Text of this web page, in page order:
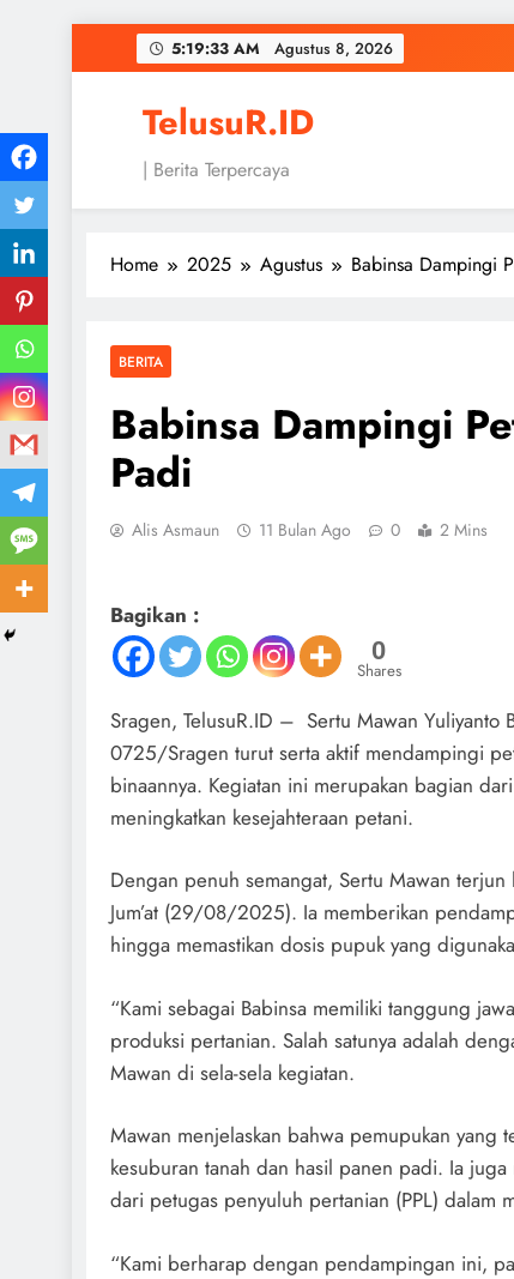
to
5:19:33 AM Agustus 8, 2026
TelusuR.ID
| Berita Terpercaya
Home 2025 Agustus Babinsa Dampingi
BERITA
Babinsa Dampingi
Padi
Alis Asmaun 11 Bulan Ago 0 2 Mins
Bagikan :
0
Shares
Sragen, TelusuR.ID – Sertu Mawan Yuliyanto
0725/Sragen turut serta aktif mendampingi
binaannya. Kegiatan ini merupakan bagian
meningkatkan kesejahteraan petani.
Dengan penuh semangat, Sertu Mawan
Jum’at (29/08/2025). Ia memberikan
hingga memastikan dosis pupuk yang
“Kami sebagai Babinsa memiliki tanggung
produksi pertanian. Salah satunya adalah
Mawan di sela-sela kegiatan.
Mawan menjelaskan bahwa pemupukan
kesuburan tanah dan hasil panen padi. Ia
dari petugas penyuluh pertanian (PPL) dalam
“Kami berharap dengan pendampingan ini,